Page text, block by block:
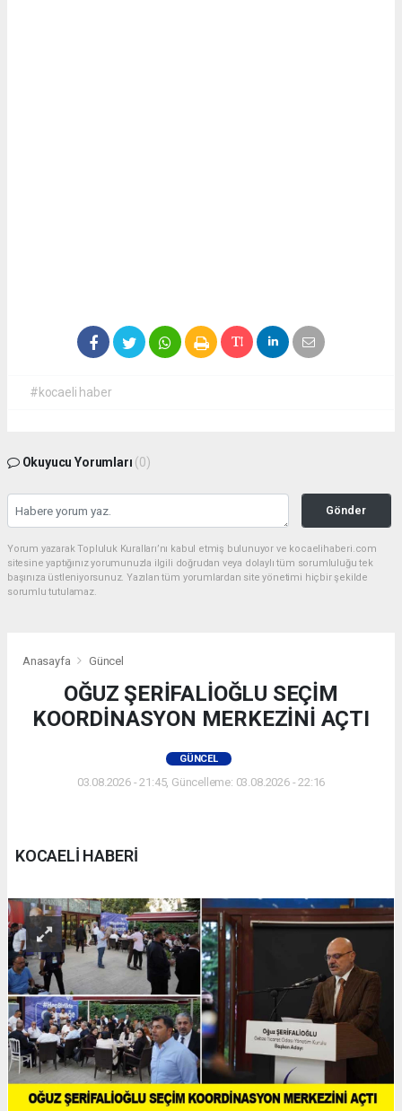
#kocaeli haber
Okuyucu Yorumları (0)
Gönder
Yorum yazarak Topluluk Kuralları’nı kabul etmiş bulunuyor ve kocaelihaberi.com
sitesine yaptığınız yorumunuzla ilgili doğrudan veya dolaylı tüm sorumluluğu tek
başınıza üstleniyorsunuz. Yazılan tüm yorumlardan site yönetimi hiçbir şekilde
sorumlu tutulamaz.
Anasayfa Güncel
OĞUZ ŞERİFALİOĞLU SEÇİM
KOORDİNASYON MERKEZİNİ AÇTI
GÜNCEL
03.08.2026 - 21:45, Güncelleme: 03.08.2026 - 22:16
KOCAELİ HABERİ